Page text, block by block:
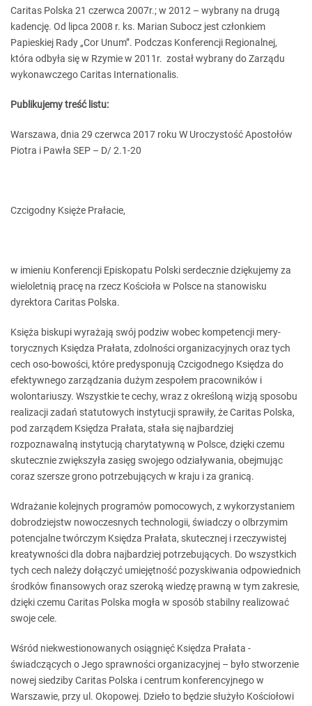
Caritas Polska 21 czerwca 2007r.; w 2012 – wybrany na drugą
kadencję. Od lipca 2008 r. ks. Marian Subocz jest członkiem
Papieskiej Rady „Cor Unum”. Podczas Konferencji Regionalnej,
która odbyła się w Rzymie w 2011r. został wybrany do Zarządu
wykonawczego Caritas Internationalis.
Publikujemy treść listu:
Warszawa, dnia 29 czerwca 2017 roku W Uroczystość Apostołów
Piotra i Pawła SEP – D/ 2.1-20
Czcigodny Księże Prałacie,
w imieniu Konferencji Episkopatu Polski serdecznie dziękujemy za
wieloletnią pracę na rzecz Kościoła w Polsce na stanowisku
dyrektora Caritas Polska.
Księża biskupi wyrażają swój podziw wobec kompetencji mery-
torycznych Księdza Prałata, zdolności organizacyjnych oraz tych
cech oso-bowości, które predysponują Czcigodnego Księdza do
efektywnego zarządzania dużym zespołem pracowników i
wolontariuszy. Wszystkie te cechy, wraz z określoną wizją sposobu
realizacji zadań statutowych instytucji sprawiły, że Caritas Polska,
pod zarządem Księdza Prałata, stała się najbardziej
rozpoznawalną instytucją charytatywną w Polsce, dzięki czemu
skutecznie zwiększyła zasięg swojego odziaływania, obejmując
coraz szersze grono potrzebujących w kraju i za granicą.
Wdrażanie kolejnych programów pomocowych, z wykorzystaniem
dobrodziejstw nowoczesnych technologii, świadczy o olbrzymim
potencjalne twórczym Księdza Prałata, skutecznej i rzeczywistej
kreatywności dla dobra najbardziej potrzebujących. Do wszystkich
tych cech należy dołączyć umiejętność pozyskiwania odpowiednich
środków finansowych oraz szeroką wiedzę prawną w tym zakresie,
dzięki czemu Caritas Polska mogła w sposób stabilny realizować
swoje cele.
Wśród niekwestionowanych osiągnięć Księdza Prałata -
świadczących o Jego sprawności organizacyjnej – było stworzenie
nowej siedziby Caritas Polska i centrum konferencyjnego w
Warszawie, przy ul. Okopowej. Dzieło to będzie służyło Kościołowi